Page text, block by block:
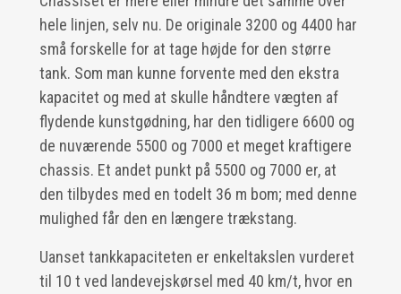
hele linjen, selv nu. De originale 3200 og 4400 har
små forskelle for at tage højde for den større
tank. Som man kunne forvente med den ekstra
kapacitet og med at skulle håndtere vægten af
flydende kunstgødning, har den tidligere 6600 og
de nuværende 5500 og 7000 et meget kraftigere
chassis. Et andet punkt på 5500 og 7000 er, at
den tilbydes med en todelt 36 m bom; med denne
mulighed får den en længere trækstang.
Uanset tankkapaciteten er enkeltakslen vurderet
til 10 t ved landevejskørsel med 40 km/t, hvor en